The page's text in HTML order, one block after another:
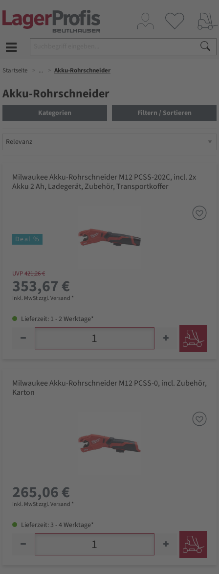
Startseite ... Akku-Rohrschneider
Akku-Rohrschneider
Kategorien Filtern / Sortieren
Milwaukee Akku-Rohrschneider M12 PCSS-202C, incl. 2x
Akku 2 Ah, Ladegerät, Zubehör, Transportkoffer
Deal %
UVP421,26 €
353,67 €
inkl. MwSt zzgl. Versand *
Lieferzeit: 1 - 2 Werktage*
Milwaukee Akku-Rohrschneider M12 PCSS-0, incl. Zubehör,
Karton
265,06 €
inkl. MwSt zzgl. Versand *
Lieferzeit: 3 - 4 Werktage*